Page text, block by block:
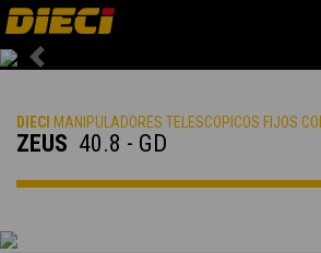
Previous
DIECI MANIPULADORES TELESCOPICOS FIJOS
ZEUS 40.8 - GD